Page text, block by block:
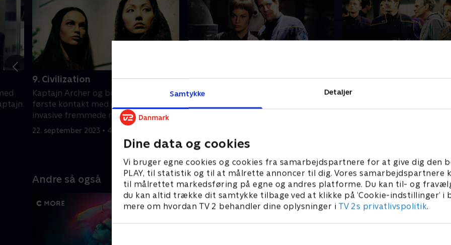
Samtykke Detaljer
Dine data og cookies
Vi bruger egne cookies og cookies fra samarbejdspartnere for at give dig den
PLAY, til statistik og til at målrette annoncer til dig. Vores samarbejdspartnere
til målrettet markedsføring på egne og andres platforme. Du kan til- og
du kan altid trække dit samtykke tilbage ved at klikke på ’Cookie-indstillinger’ i
mere om hvordan TV 2 behandler dine oplysninger i TV 2s privatlivspolitik.
9. Civilization
Kaptajn Archer og besætningen får
første kontakt med et skib med
invasive fremmede minearbejdere.
22. september 2023 • 42 min
10. Fortunate Son
Enterprise befinder sig fanget midt i
Kaptajn Archer kommer i
Andre så også